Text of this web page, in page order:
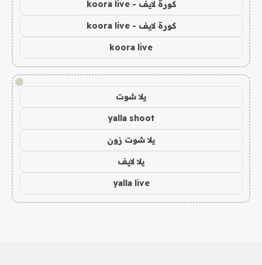
كورة لايف - koora live
كورة لايف - koora live
koora live
!
يلا شوت
yalla shoot
يلا شوت زون
يلا لايف
yalla live